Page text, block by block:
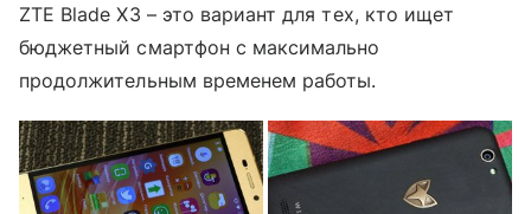
ZTE Blade X3 – это вариант для тех, кто ищет
бюджетный смартфон с максимально
продолжительным временем работы.